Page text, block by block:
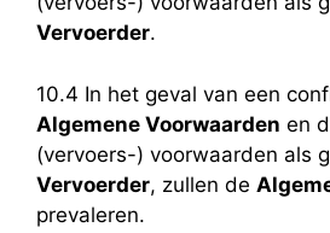
Vervoerder.
10.4 In het geval van een
Algemene Voorwaarden en
(vervoers-) voorwaarden als
Vervoerder, zullen de
prevaleren.